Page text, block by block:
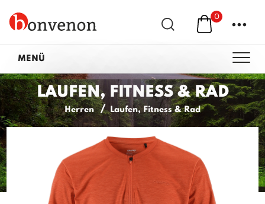
0 ...
MENÜ
LAUFEN, FITNESS & RAD
Herren Laufen, Fitness & Rad